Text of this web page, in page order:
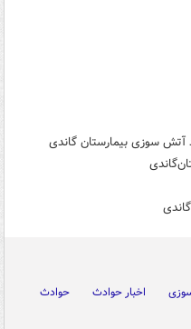
سوزی بیمارستان گاندی
اخبار حوادث
حوادث